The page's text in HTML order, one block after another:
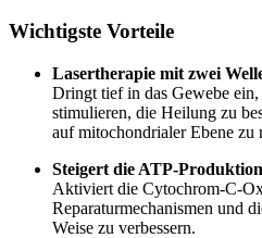
Wichtigste Vorteile
Lasertherapie mit zwei
Dringt tief in das Gewebe
stimulieren, die Heilung zu
auf mitochondrialer Ebene zu
Steigert die ATP-Produktion
Aktiviert die Cytochrom-C-
Reparaturmechanismen und
Weise zu verbessern.